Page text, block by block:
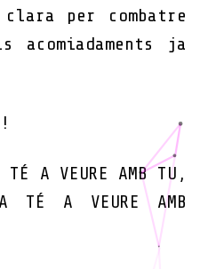
per combatre
acomiadaments ja
TÉ A VEURE AMB TU,
TÉ A VEURE AMB